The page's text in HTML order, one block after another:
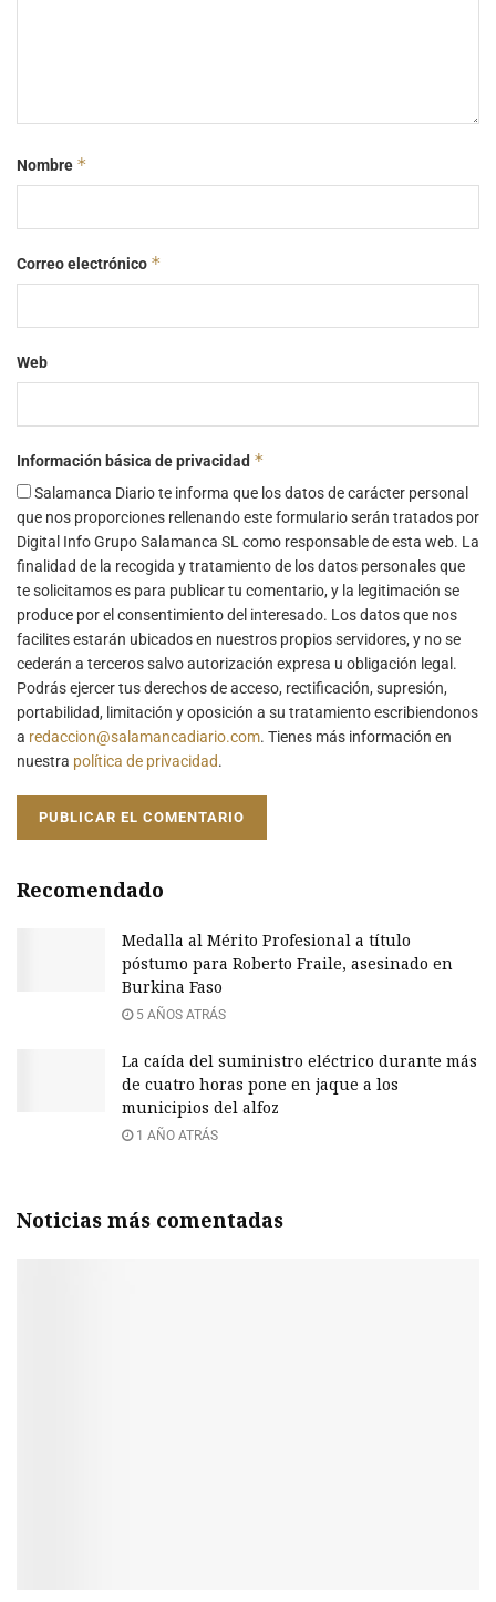
Nombre *
Correo electrónico *
Web
Información básica de privacidad *
Salamanca Diario te informa que los datos de carácter personal
que nos proporciones rellenando este formulario serán tratados por
Digital Info Grupo Salamanca SL como responsable de esta web. La
finalidad de la recogida y tratamiento de los datos personales que
te solicitamos es para publicar tu comentario, y la legitimación se
produce por el consentimiento del interesado. Los datos que nos
facilites estarán ubicados en nuestros propios servidores, y no se
cederán a terceros salvo autorización expresa u obligación legal.
Podrás ejercer tus derechos de acceso, rectificación, supresión,
portabilidad, limitación y oposición a su tratamiento escribiendonos
a redaccion@salamancadiario.com. Tienes más información en
nuestra política de privacidad.
Recomendado
Medalla al Mérito Profesional a título
póstumo para Roberto Fraile, asesinado en
Burkina Faso
5 AÑOS ATRÁS
La caída del suministro eléctrico durante más
de cuatro horas pone en jaque a los
municipios del alfoz
1 AÑO ATRÁS
Noticias más comentadas